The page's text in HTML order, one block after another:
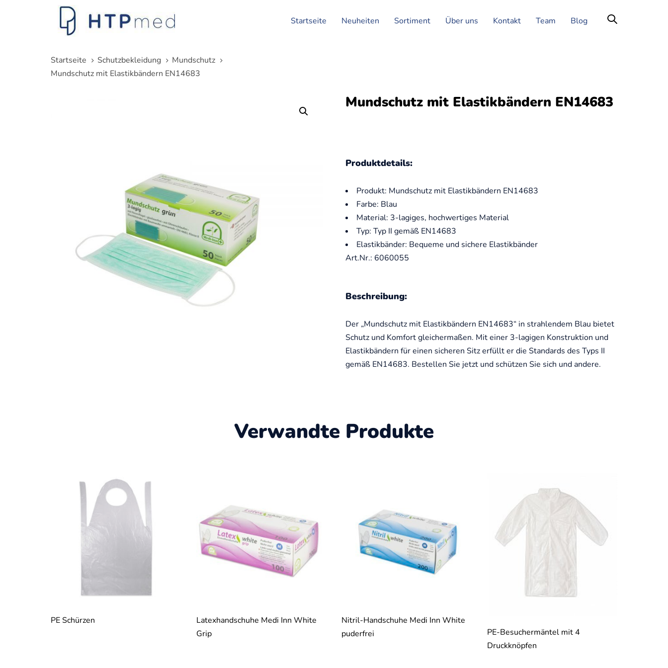
Startseite Neuheiten Sortiment Über uns Kontakt Team Blog
Startseite Schutzbekleidung
Mundschutz
Mundschutz mit Elastikbändern EN14683
Mundschutz mit Elastikbändern EN14683
Produktdetails:
Produkt: Mundschutz mit Elastikbändern EN14683
Farbe: Blau
Material: 3-lagiges, hochwertiges Material
Typ: Typ II gemäß EN14683
Elastikbänder: Bequeme und sichere Elastikbänder
Art.Nr.: 6060055
Beschreibung:
Der „Mundschutz mit Elastikbändern EN14683“ in strahlendem Blau bietet
Schutz und Komfort gleichermaßen. Mit einer 3-lagigen Konstruktion und
Elastikbändern für einen sicheren Sitz erfüllt er die Standards des Typs II
gemäß EN14683. Bestellen Sie jetzt und schützen Sie sich und andere.
Verwandte Produkte
PE Schürzen
Latexhandschuhe Medi Inn White
Grip
Nitril-Handschuhe Medi Inn White
puderfrei
PE-Besuchermäntel mit 4
Druckknöpfen